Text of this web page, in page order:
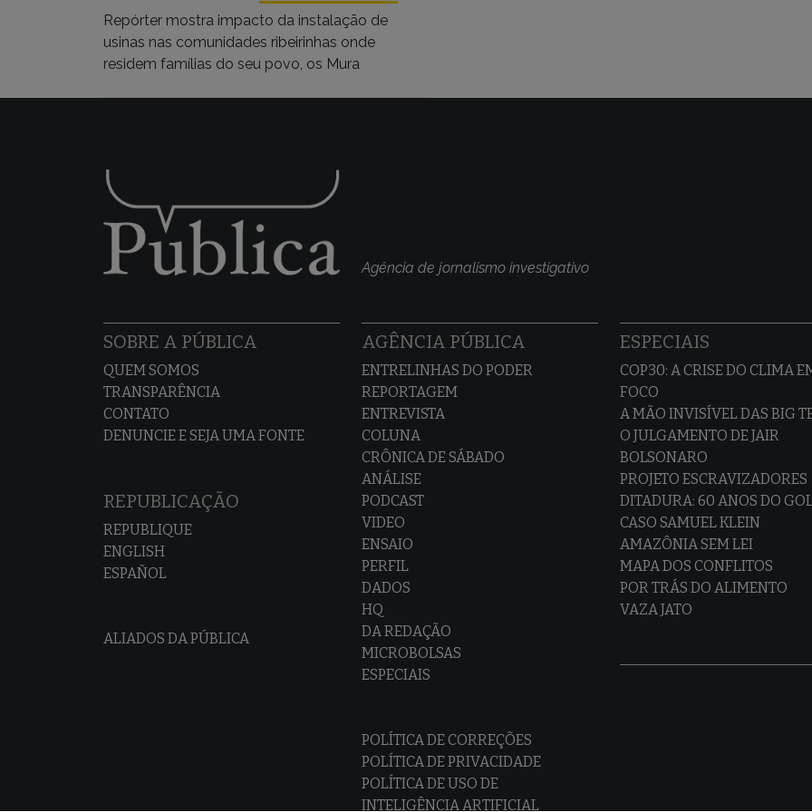
Repórter mostra impacto da instalação de
usinas nas comunidades ribeirinhas onde
residem famílias do seu povo, os Mura
Agência de jornalismo investigativo
SOBRE A PÚBLICA
QUEM SOMOS
TRANSPARÊNCIA
CONTATO
DENUNCIE E SEJA UMA FONTE
REPUBLICAÇÃO
REPUBLIQUE
ENGLISH
ESPAÑOL
ALIADOS DA PÚBLICA
AGÊNCIA PÚBLICA
ENTRELINHAS DO PODER
REPORTAGEM
ENTREVISTA
COLUNA
CRÔNICA DE SÁBADO
ANÁLISE
PODCAST
VIDEO
ENSAIO
PERFIL
DADOS
HQ
DA REDAÇÃO
MICROBOLSAS
ESPECIAIS
POLÍTICA DE CORREÇÕES
POLÍTICA DE PRIVACIDADE
POLÍTICA DE USO DE
INTELIGÊNCIA ARTIFICIAL
ESPECIAIS
COP30: A CRISE DO CLIMA
FOCO
A MÃO INVISÍVEL DAS BIG
O JULGAMENTO DE JAIR
BOLSONARO
PROJETO ESCRAVIZADORES
DITADURA: 60 ANOS DO
CASO SAMUEL KLEIN
AMAZÔNIA SEM LEI
MAPA DOS CONFLITOS
POR TRÁS DO ALIMENTO
VAZA JATO